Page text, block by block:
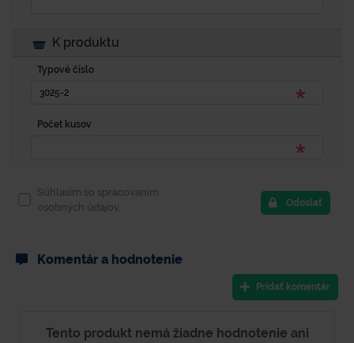
K produktu
Typové číslo
Počet kusov
Súhlasím so spracovaním
osobných údajov.
Odoslať
Komentár a hodnotenie
Pridať komentár
Tento produkt nemá žiadne hodnotenie ani